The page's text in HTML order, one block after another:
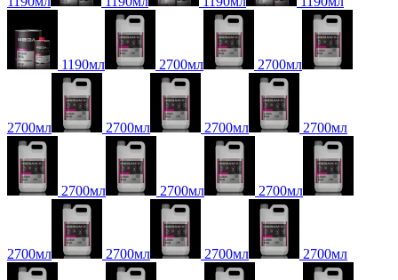
1190мл 2700мл 2700мл
2700мл 2700мл 2700мл 2700мл
2700мл 2700мл 2700мл
2700мл 2700мл 2700мл 2700мл